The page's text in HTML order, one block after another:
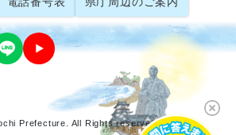
Prefecture. All Rights reserved.